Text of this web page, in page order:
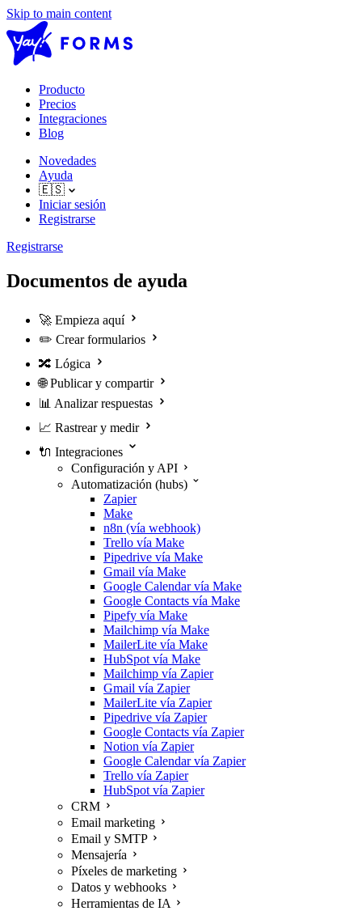
Skip to main content
Producto
Precios
Integraciones
Blog
Novedades
Ayuda
🇪🇸
Iniciar sesión
Registrarse
Registrarse
Documentos de ayuda
🚀 Empieza aquí
✏️ Crear formularios
🔀 Lógica
🌐 Publicar y compartir
📊 Analizar respuestas
📈 Rastrear y medir
🔌 Integraciones
Configuración y API
Automatización (hubs)
Zapier
Make
n8n (vía webhook)
Trello vía Make
Pipedrive vía Make
Gmail vía Make
Google Calendar vía Make
Google Contacts vía Make
Pipefy vía Make
Mailchimp vía Make
MailerLite vía Make
HubSpot vía Make
Mailchimp vía Zapier
Gmail vía Zapier
MailerLite vía Zapier
Pipedrive vía Zapier
Google Contacts vía Zapier
Notion vía Zapier
Google Calendar vía Zapier
Trello vía Zapier
HubSpot vía Zapier
CRM
Email marketing
Email y SMTP
Mensajería
Píxeles de marketing
Datos y webhooks
Herramientas de IA